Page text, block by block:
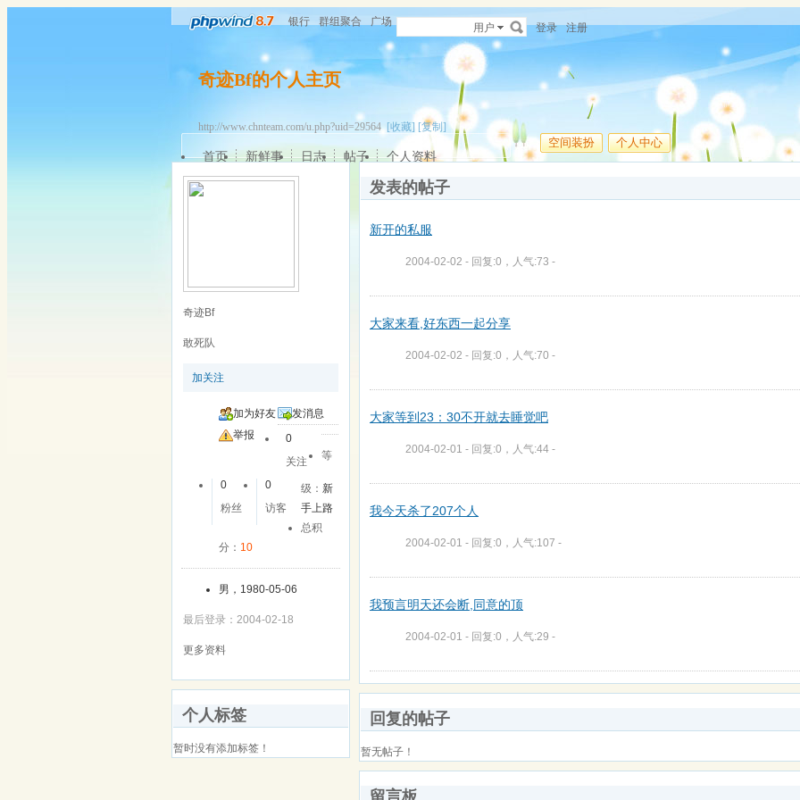
银行 群组聚合 广场 用户 登录 注册
奇迹Bf的个人主页
http://www.chnteam.com/u.php?uid=29564[收藏] [复制]
空间装扮 个人中心
首页 新鲜事 日志 帖子 个人资料
奇迹Bf
敢死队
加关注
加为好友
发消息
举报
0
关注
0
粉丝
0
访客
等
级：新
手上路
总积
分： 10
男，1980-05-06
最后登录：2004-02-18
更多资料
个人标签
暂时没有添加标签！
发表的帖子
新开的私服
2004-02-02 - 回复:0，人气:73 -
大家来看,好东西一起分享
2004-02-02 - 回复:0，人气:70 -
大家等到23：30不开就去睡觉吧
2004-02-01 - 回复:0，人气:44 -
我今天杀了207个人
2004-02-01 - 回复:0，人气:107 -
我预言明天还会断,同意的顶
2004-02-01 - 回复:0，人气:29 -
回复的帖子
暂无帖子！
留言板